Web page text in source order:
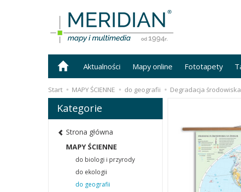
Aktualności Mapy online Fototapety
Start MAPY ŚCIENNE do geografii Degradacja
Kategorie
Strona główna
MAPY ŚCIENNE
do biologi i przyrody
do ekologii
do geografii